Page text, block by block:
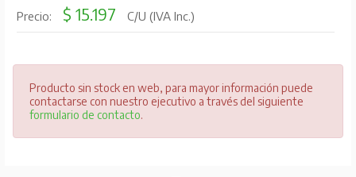
Precio: $ 15.197 C/U (IVA Inc.)
Producto sin stock en web, para mayor información puede
contactarse con nuestro ejecutivo a través del siguiente
formulario de contacto.